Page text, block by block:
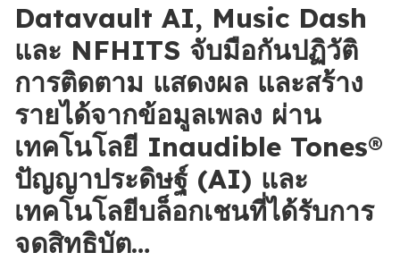
Datavault AI, Music Dash
และ NFHITS จับมือกันปฏิวัติ
การติดตาม แสดงผล และสร้าง
รายได้จากข้อมูลเพลง ผ่าน
เทคโนโลยี Inaudible Tones®
ปัญญาประดิษฐ์ (AI) และ
เทคโนโลยีบล็อกเชนที่ได้รับการ
จดสิทธิบัต…